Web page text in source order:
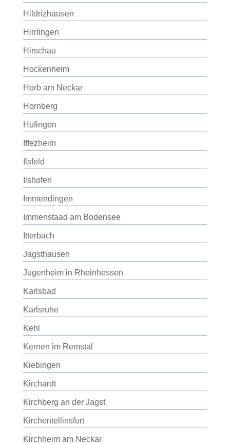
Hildrizhausen
Hirrlingen
Hirschau
Hockenheim
Horb am Neckar
Hornberg
Hüfingen
Iffezheim
Ilsfeld
Ilshofen
Immendingen
Immenstaad am Bodensee
Itterbach
Jagsthausen
Jugenheim in Rheinhessen
Karlsbad
Karlsruhe
Kehl
Kernen im Remstal
Kiebingen
Kirchardt
Kirchberg an der Jagst
Kirchentellinsfurt
Kirchheim am Neckar